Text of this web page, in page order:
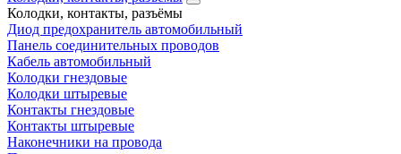
Колодки, контакты, разъёмы
Диод предохранитель автомобильный
Панель соединительных проводов
Кабель автомобильный
Колодки гнездовые
Колодки штыревые
Контакты гнездовые
Контакты штыревые
Наконечники на провода